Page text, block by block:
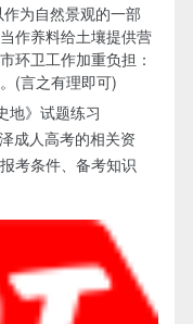
为自然景观的一部
作养料给土壤提供营
环卫工作加重负担：
(言之有理即可)
》试题练习
成人高考的相关资
考条件、备考知识